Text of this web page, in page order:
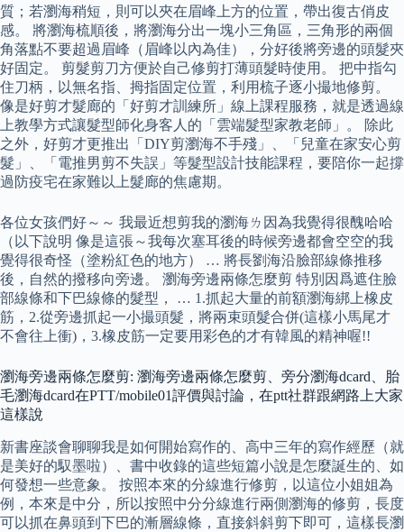
質；若瀏海稍短，則可以夾在眉峰上方的位置，帶出復古俏皮
感。 將瀏海梳順後，將瀏海分出一塊小三角區，三角形的兩個
角落點不要超過眉峰（眉峰以內為佳），分好後將旁邊的頭髮夾
好固定。 剪髮剪刀方便於自己修剪打薄頭髮時使用。 把中指勾
住刀柄，以無名指、拇指固定位置，利用梳子逐小撮地修剪。
像是好剪才髮廊的「好剪才訓練所」線上課程服務，就是透過線
上教學方式讓髮型師化身客人的「雲端髮型家教老師」。 除此
之外，好剪才更推出「DIY剪瀏海不手殘」、「兒童在家安心剪
髮」、「電推男剪不失誤」等髮型設計技能課程，要陪你一起撐
過防疫宅在家難以上髮廊的焦慮期。
各位女孩們好～～ 我最近想剪我的瀏海ㄌ因為我覺得很醜哈哈
（以下說明 像是這張～我每次塞耳後的時候旁邊都會空空的我
覺得很奇怪（塗粉紅色的地方） … 將長劉海沿臉部線條推移
後，自然的撥移向旁邊。 瀏海旁邊兩條怎麼剪 特別因爲遮住臉
部線條和下巴線條的髮型， … 1.抓起大量的前額瀏海綁上橡皮
筋，2.從旁邊抓起一小撮頭髮，將兩束頭髮合併(這樣小馬尾才
不會往上衝)，3.橡皮筋一定要用彩色的才有韓風的精神喔!!
瀏海旁邊兩條怎麼剪: 瀏海旁邊兩條怎麼剪、旁分瀏海dcard、胎
毛瀏海dcard在PTT/mobile01評價與討論，在ptt社群跟網路上大家
這樣說
新書座談會聊聊我是如何開始寫作的、高中三年的寫作經歷（就
是美好的馭墨啦）、書中收錄的這些短篇小說是怎麼誕生的、如
何發想一些意象。 按照本來的分線進行修剪，以這位小姐姐為
例，本來是中分，所以按照中分分線進行兩側瀏海的修剪，長度
可以抓在鼻頭到下巴的漸層線條，直接斜斜剪下即可，這樣長瀏